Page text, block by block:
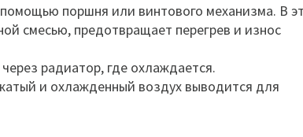
поршня или винтового механизма. В
смесью, предотвращает перегрев и износ
радиатор, где охлаждается.
и охлажденный воздух выводится для